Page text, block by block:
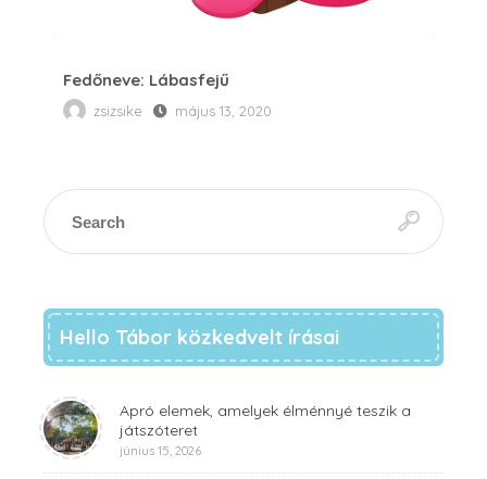
Fedőneve: Lábasfejű
zsizsike május 13, 2020
Hello Tábor közkedvelt írásai
Apró elemek, amelyek élménnyé teszik a
játszóteret
június 15, 2026